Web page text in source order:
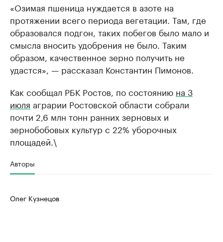
«Озимая пшеница нуждается в азоте на
протяжении всего периода вегетации. Там, где
образовался подгон, таких побегов было мало и
смысла вносить удобрения не было. Таким
образом, качественное зерно получить не
удастся», — рассказал Константин Пимонов.
Как сообщал РБК Ростов, по состоянию на 3
июля аграрии Ростовской области собрали
почти 2,6 млн тонн ранних зерновых и
зернобобовых культур с 22% уборочных
площадей.\
Авторы
Олег Кузнецов